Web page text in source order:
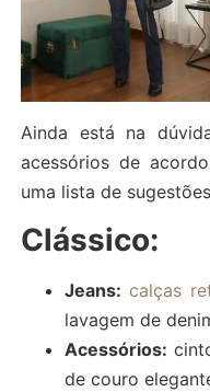
Ainda está na
acessórios de
uma lista de
Clássico:
Jeans: calças
lavagem de
Acessórios:
de couro